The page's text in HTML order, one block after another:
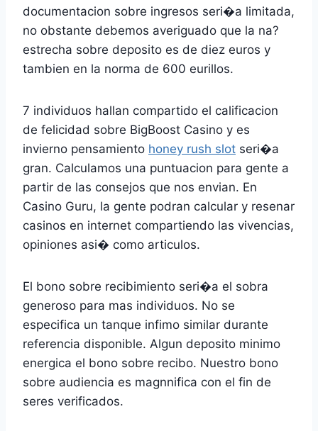
documentacion sobre ingresos seri�a limitada,
no obstante debemos averiguado que la na?
estrecha sobre deposito es de diez euros y
tambien en la norma de 600 eurillos.
7 individuos hallan compartido el calificacion
de felicidad sobre BigBoost Casino y es
invierno pensamiento honey rush slot seri�a
gran. Calculamos una puntuacion para gente a
partir de las consejos que nos envian. En
Casino Guru, la gente podran calcular y resenar
casinos en internet compartiendo las vivencias,
opiniones asi� como articulos.
El bono sobre recibimiento seri�a el sobra
generoso para mas individuos. No se
especifica un tanque infimo similar durante
referencia disponible. Algun deposito minimo
energica el bono sobre recibo. Nuestro bono
sobre audiencia es magnnifica con el fin de
seres verificados.